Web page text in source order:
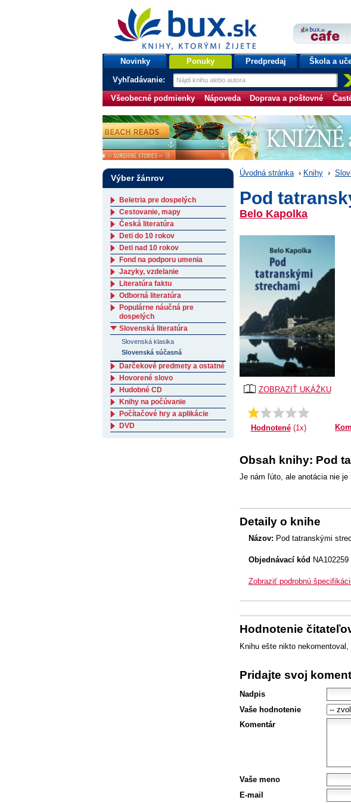
bux.sk
knihy, ktorými žijete
Úvodná stránka
Novinky Ponuky Predpredaj Škola a
Vyhľadávanie:
Všeobecné podmienky Nápoveda Doprava a poštovné
Úvodná stránka › Knihy ›
Pod
Belo Kapolka
ZOBRAZIŤ UKÁŽKU
Priemer:
1.0
Hodnotené(1x)
Obsah knihy: Pod
Je nám ľúto, ale anotácia nie
Detaily o knihe
Názov: Pod tatranskými
Objednávací kód NA102259
Zobraziť podrobnú
Hodnotenie
Knihu ešte nikto nekomentoval,
Pridajte svoj
Nadpis
Vaše hodnotenie
Komentár
Vaše meno
E-mail
Výber žánrov
Beletria pre dospelých
Cestovanie, mapy
Česká literatúra
Deti do 10 rokov
Deti nad 10 rokov
Fond na podporu umenia
Jazyky, vzdelanie
Literatúra faktu
Odborná literatúra
Populárne náučná pre
dospelých
Slovenská literatúra
Slovenská klasika
Slovenská súčasná
Darčekové predmety a ostatné
Hovorené slovo
Hudobné CD
Knihy na počúvanie
Počítačové hry a aplikácie
DVD